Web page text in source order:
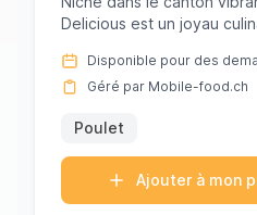
Delicious est un joyau
Disponible pour des
Géré par Mobile-food.ch
Poulet
Ajouter à mon